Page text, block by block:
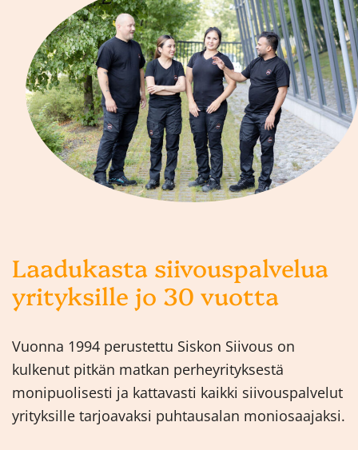
Laadukasta siivouspalvelua
yrityksille jo 30 vuotta
Vuonna 1994 perustettu Siskon Siivous on
kulkenut pitkän matkan perheyrityksestä
monipuolisesti ja kattavasti kaikki siivouspalvelut
yrityksille tarjoavaksi puhtausalan moniosaajaksi.